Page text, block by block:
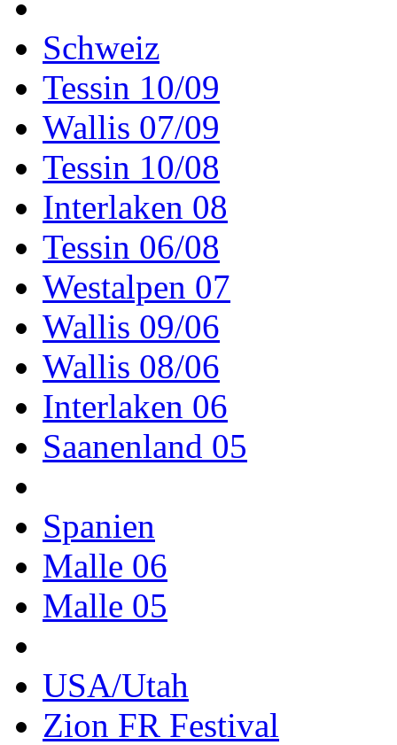
Schweiz
Tessin 10/09
Wallis 07/09
Tessin 10/08
Interlaken 08
Tessin 06/08
Westalpen 07
Wallis 09/06
Wallis 08/06
Interlaken 06
Saanenland 05
Spanien
Malle 06
Malle 05
USA/Utah
Zion FR Festival